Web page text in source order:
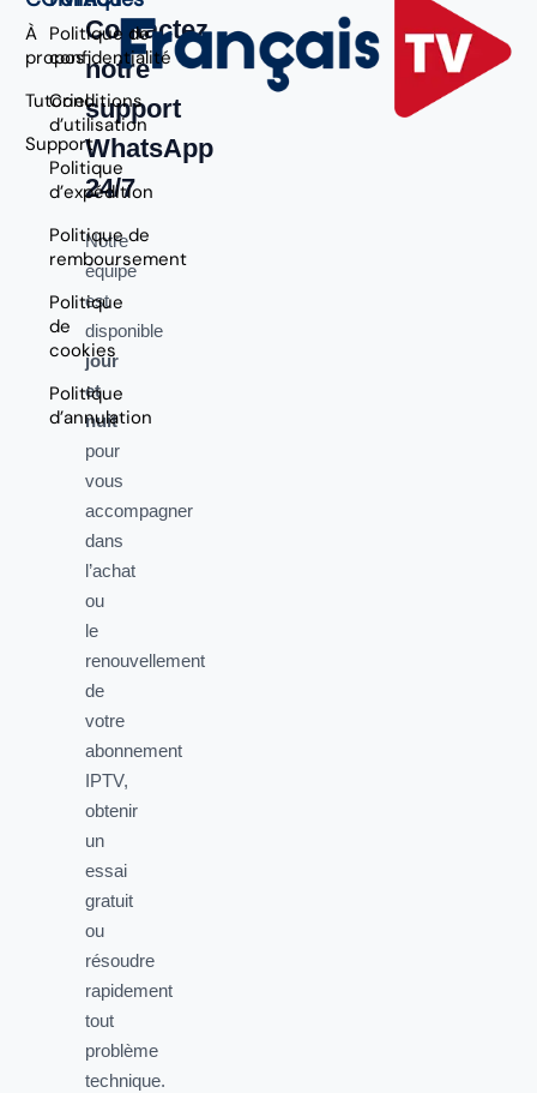
À
propos
Tutoriel
Support
Politique de
confidentialité
Conditions
d’utilisation
Politique
d’expédition
Politique de
remboursement
Politique
de
cookies
Politique
d’annulation
Contactez
notre
support
WhatsApp
24/7
Notre
équipe
est
disponible
jour
et
nuit
pour
vous
accompagner
dans
l’achat
ou
le
renouvellement
de
votre
abonnement
IPTV,
obtenir
un
essai
gratuit
ou
résoudre
rapidement
tout
problème
technique.